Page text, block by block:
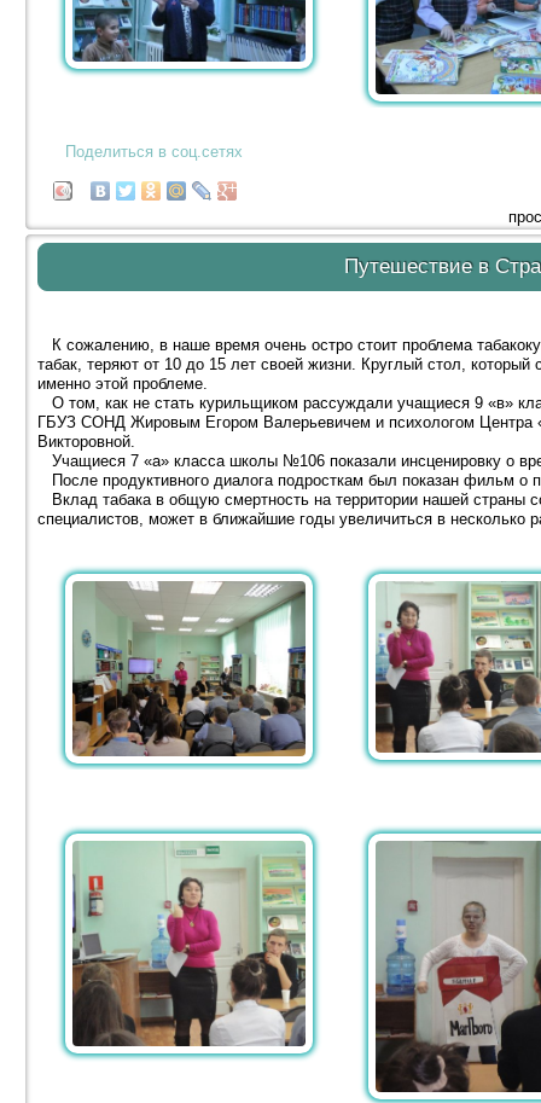
Поделиться в соц.сетях
Путешествие в
К сожалению, в наше время очень остро стоит проблема
табак, теряют от 10 до 15 лет своей жизни. Круглый стол,
именно этой проблеме.
О том, как не стать курильщиком рассуждали учащиеся 9 «в»
ГБУЗ СОНД Жировым Егором Валерьевичем и психологом Центра
Викторовной.
Учащиеся 7 «а» класса школы №106 показали инсценировку о
После продуктивного диалога подросткам был показан фильм о
Вклад табака в общую смертность на территории нашей страны
специалистов, может в ближайшие годы увеличиться в несколько